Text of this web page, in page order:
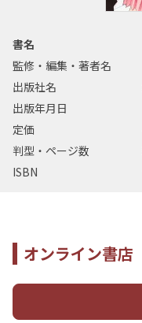
書名
監修・編集・著者名
出版社名
出版年月日
定価
判型・ページ数
ISBN
オンライン書店